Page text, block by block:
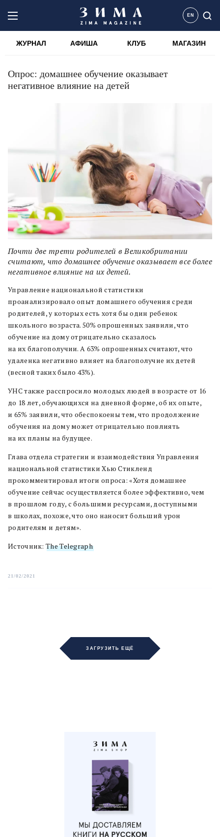
EN
ЖУРНАЛ АФИША КЛУБ МАГАЗИН
Опрос: домашнее обучение оказывает
негативное влияние на детей
Почти две трети родителей в Великобритании
считают, что домашнее обучение оказывает все более
негативное влияние на их детей.
Управление национальной статистики
проанализировало опыт домашнего обучения среди
родителей, у которых есть хотя бы один ребенок
школьного возраста. 50% опрошенных заявили, что
обучение на дому отрицательно сказалось
на их благополучии. А 63% опрошенных считают, что
удаленка негативно влияет на благополучие их детей
(весной таких было 43%).
УНС также расспросило молодых людей в возрасте от 16
до 18 лет, обучающихся на дневной форме, об их опыте,
и 65% заявили, что обеспокоены тем, что продолжение
обучения на дому может отрицательно повлиять
на их планы на будущее.
Глава отдела стратегии и взаимодействия Управления
национальной статистики Хью Стикленд
прокомментировал итоги опроса: «Хотя домашнее
обучение сейчас осуществляется более эффективно, чем
в прошлом году, с большими ресурсами, доступными
в школах, похоже, что оно наносит больший урон
родителям и детям».
Источник: The Telegraph
21/02/2021
ЗАГРУЗИТЬ ЕЩЁ